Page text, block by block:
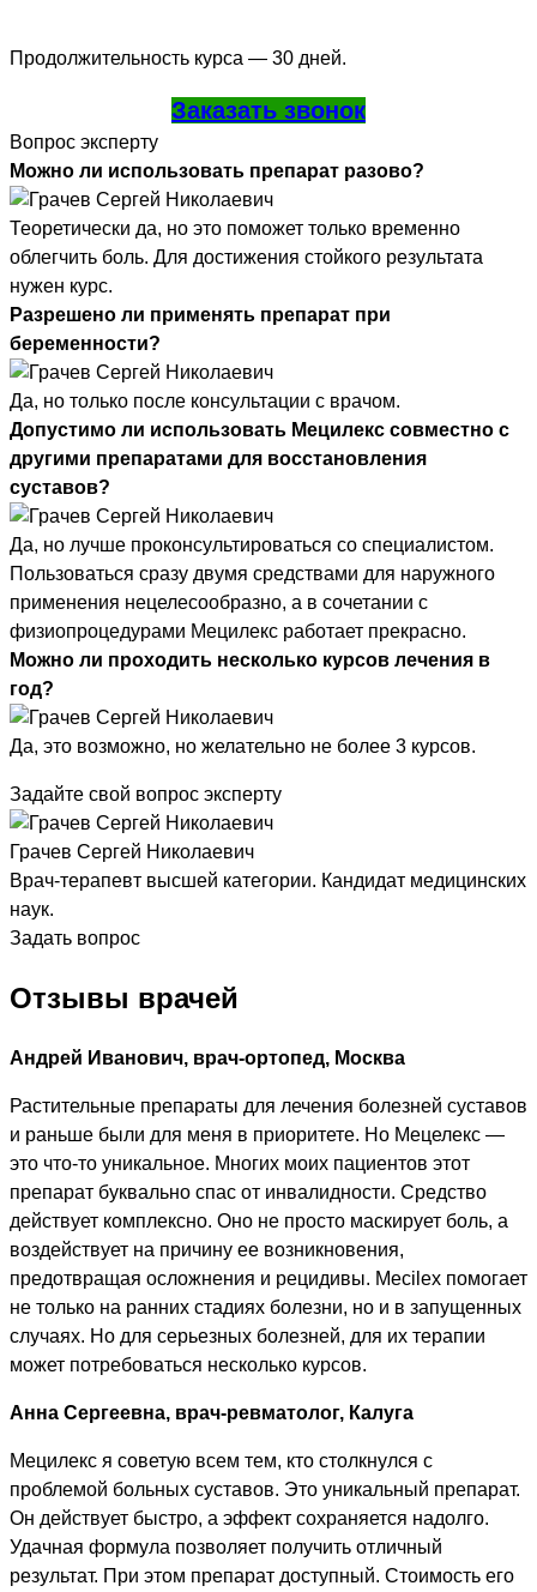
Продолжительность курса — 30 дней.
Заказать звонок
Вопрос эксперту
Можно ли использовать препарат разово?
Теоретически да, но это поможет только временно
облегчить боль. Для достижения стойкого результата
нужен курс.
Разрешено ли применять препарат при
беременности?
Да, но только после консультации с врачом.
Допустимо ли использовать Мецилекс совместно с
другими препаратами для восстановления
суставов?
Да, но лучше проконсультироваться со специалистом.
Пользоваться сразу двумя средствами для наружного
применения нецелесообразно, а в сочетании с
физиопроцедурами Мецилекс работает прекрасно.
Можно ли проходить несколько курсов лечения в
год?
Да, это возможно, но желательно не более 3 курсов.
Задайте свой вопрос эксперту
Грачев Сергей Николаевич
Врач-терапевт высшей категории. Кандидат медицинских
наук.
Задать вопрос
Отзывы врачей
Андрей Иванович, врач-ортопед, Москва
Растительные препараты для лечения болезней суставов
и раньше были для меня в приоритете. Но Мецелекс —
это что-то уникальное. Многих моих пациентов этот
препарат буквально спас от инвалидности. Средство
действует комплексно. Оно не просто маскирует боль, а
воздействует на причину ее возникновения,
предотвращая осложнения и рецидивы. Mecilex помогает
не только на ранних стадиях болезни, но и в запущенных
случаях. Но для серьезных болезней, для их терапии
может потребоваться несколько курсов.
Анна Сергеевна, врач-ревматолог, Калуга
Мецилекс я советую всем тем, кто столкнулся с
проблемой больных суставов. Это уникальный препарат.
Он действует быстро, а эффект сохраняется надолго.
Удачная формула позволяет получить отличный
результат. При этом препарат доступный. Стоимость его